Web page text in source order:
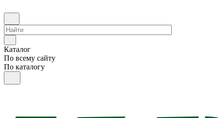
Каталог
По всему сайту
По каталогу